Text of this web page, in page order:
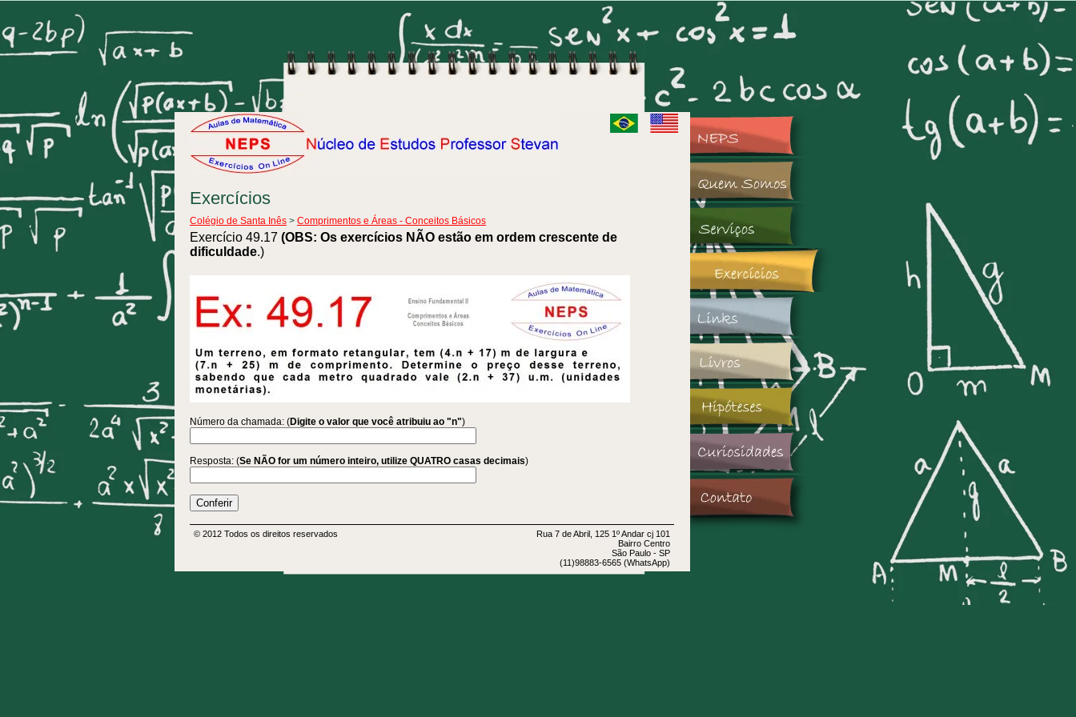
Exercícios
Colégio de Santa Inês > Comprimentos e Áreas - Conceitos Básicos
Exercício 49.17 (OBS: Os exercícios NÃO estão em ordem crescente de
dificuldade.)
Número da chamada: (Digite o valor que você atribuiu ao "n")
Resposta: (Se NÃO for um número inteiro, utilize QUATRO casas decimais)
© 2012 Todos os direitos reservados
Rua 7 de Abril, 125 1º Andar cj 101
Bairro Centro
São Paulo - SP
(11)98883-6565 (WhatsApp)